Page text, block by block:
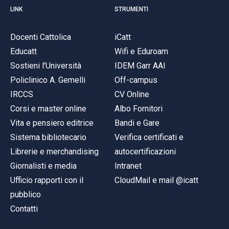
LINK
Docenti Cattolica
Educatt
Sostieni l'Università
Policlinico A. Gemelli
IRCCS
Corsi e master online
Vita e pensiero editrice
Sistema bibliotecario
Librerie e merchandising
Giornalisti e media
Ufficio rapporti con il
pubblico
Contatti
STRUMENTI
iCatt
Wifi e Eduroam
IDEM Garr AAI
Off-campus
CV Online
Albo Fornitori
Bandi e Gare
Verifica certificati e
autocertificazioni
Intranet
CloudMail e mail @icatt